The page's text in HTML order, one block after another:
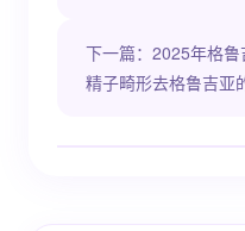
下一篇：2025年格鲁
精子畸形去格鲁吉亚